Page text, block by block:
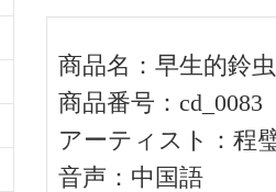
商品名：早生的鈴
商品番号：cd_0083
アーティスト：程
音声：中国語